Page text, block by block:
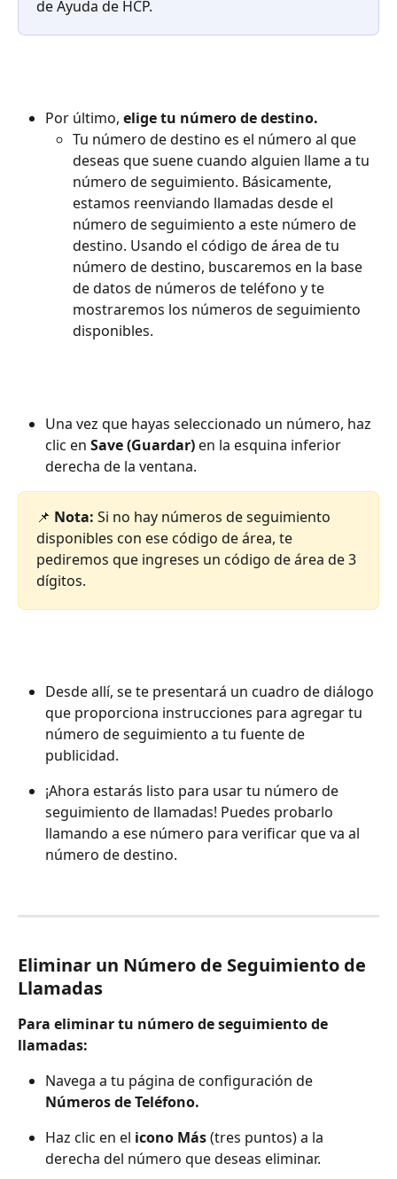
de Ayuda de HCP.
Por último, elige tu número de destino.
Tu número de destino es el número al que
deseas que suene cuando alguien llame a tu
número de seguimiento. Básicamente,
estamos reenviando llamadas desde el
número de seguimiento a este número de
destino. Usando el código de área de tu
número de destino, buscaremos en la base
de datos de números de teléfono y te
mostraremos los números de seguimiento
disponibles.
Una vez que hayas seleccionado un número, haz
clic en Save (Guardar) en la esquina inferior
derecha de la ventana.
📌 Nota: Si no hay números de seguimiento
disponibles con ese código de área, te
pediremos que ingreses un código de área de 3
dígitos.
Desde allí, se te presentará un cuadro de diálogo
que proporciona instrucciones para agregar tu
número de seguimiento a tu fuente de
publicidad.
¡Ahora estarás listo para usar tu número de
seguimiento de llamadas! Puedes probarlo
llamando a ese número para verificar que va al
número de destino.
Eliminar un Número de Seguimiento de
Llamadas
Para eliminar tu número de seguimiento de
llamadas:
Navega a tu página de configuración de
Números de Teléfono.
Haz clic en el icono Más (tres puntos) a la
derecha del número que deseas eliminar.